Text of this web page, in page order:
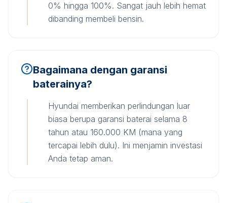
0% hingga 100%. Sangat jauh lebih hemat
dibanding membeli bensin.
Bagaimana dengan garansi
baterainya?
Hyundai memberikan perlindungan luar
biasa berupa garansi baterai selama 8
tahun atau 160.000 KM (mana yang
tercapai lebih dulu). Ini menjamin investasi
Anda tetap aman.